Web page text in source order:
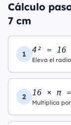
Cálculo
7 cm
1 4² = 16
Eleva el
2 16 × π
Multiplica